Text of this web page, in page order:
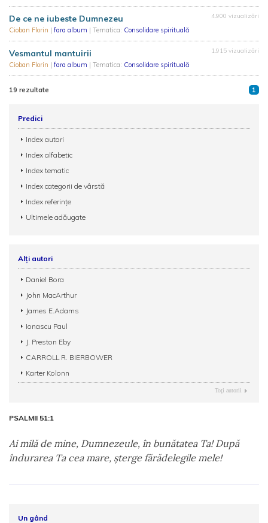
De ce ne iubeste Dumnezeu
Cioban Florin | fara album | Tematica: Consolidare spirituală
4.900 vizualizări
Vesmantul mantuirii
Cioban Florin | fara album | Tematica: Consolidare spirituală
1.915 vizualizări
19 rezultate 1
Predici
Index autori
Index alfabetic
Index tematic
Index categorii de vârstă
Index referințe
Ultimele adăugate
Alți autori
Daniel Bora
John MacArthur
James E.Adams
Ionascu Paul
J. Preston Eby
CARROLL R. BIERBOWER
Karter Kolonn
Toţi autorii
PSALMII 51:1
Ai milă de mine, Dumnezeule, în bunătatea Ta! După
îndurarea Ta cea mare, şterge fărădelegile mele!
Un gând